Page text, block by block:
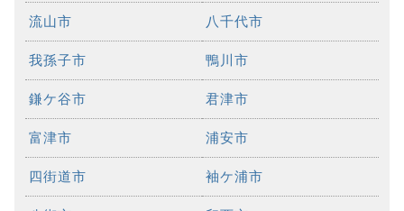
流山市 八千代市
我孫子市 鴨川市
鎌ケ谷市 君津市
富津市 浦安市
四街道市 袖ケ浦市